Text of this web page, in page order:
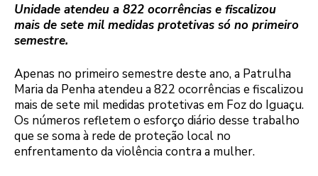
Unidade atendeu a 822 ocorrências e fiscalizou
mais de sete mil medidas protetivas só no primeiro
semestre.
Apenas no primeiro semestre deste ano, a Patrulha
Maria da Penha atendeu a 822 ocorrências e fiscalizou
mais de sete mil medidas protetivas em Foz do Iguaçu.
Os números refletem o esforço diário desse trabalho
que se soma à rede de proteção local no
enfrentamento da violência contra a mulher.